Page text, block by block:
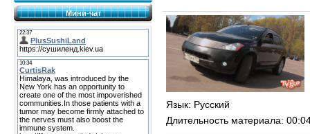
Мини-чат
Язык: Русский
Длительность материала: